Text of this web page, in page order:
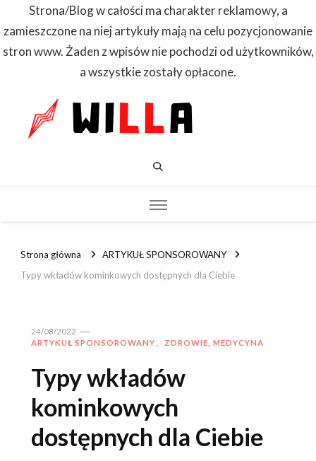
Strona/Blog w całości ma charakter reklamowy, a
zamieszczone na niej artykuły mają na celu pozycjonowanie
stron www. Żaden z wpisów nie pochodzi od użytkowników,
a wszystkie zostały opłacone.
Strona główna
ARTYKUŁ SPONSOROWANY
Typy wkładów kominkowych dostępnych dla Ciebie
24/08/2022
ARTYKUŁ SPONSOROWANY
ZDROWIE, MEDYCYNA
Typy wkładów
kominkowych
dostępnych dla Ciebie